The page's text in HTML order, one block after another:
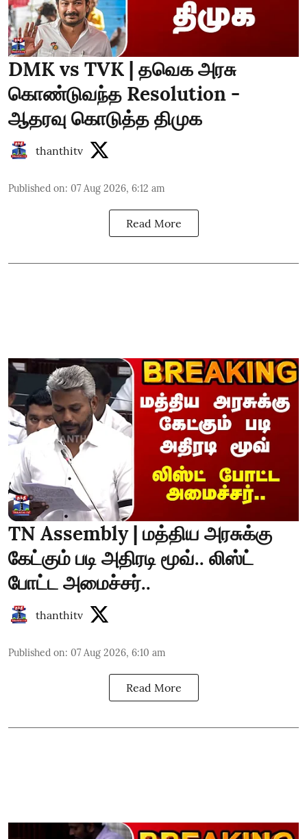
DMK vs TVK | தவெக அரசு
கொண்டுவந்த Resolution -
ஆதரவு கொடுத்த திமுக
thanthitv
Published on: 07 Aug 2026, 6:12 am
Read More
TN Assembly | மத்திய அரசுக்கு
கேட்கும் படி அதிரடி மூவ்.. லிஸ்ட்
போட்ட அமைச்சர்..
thanthitv
Published on: 07 Aug 2026, 6:10 am
Read More